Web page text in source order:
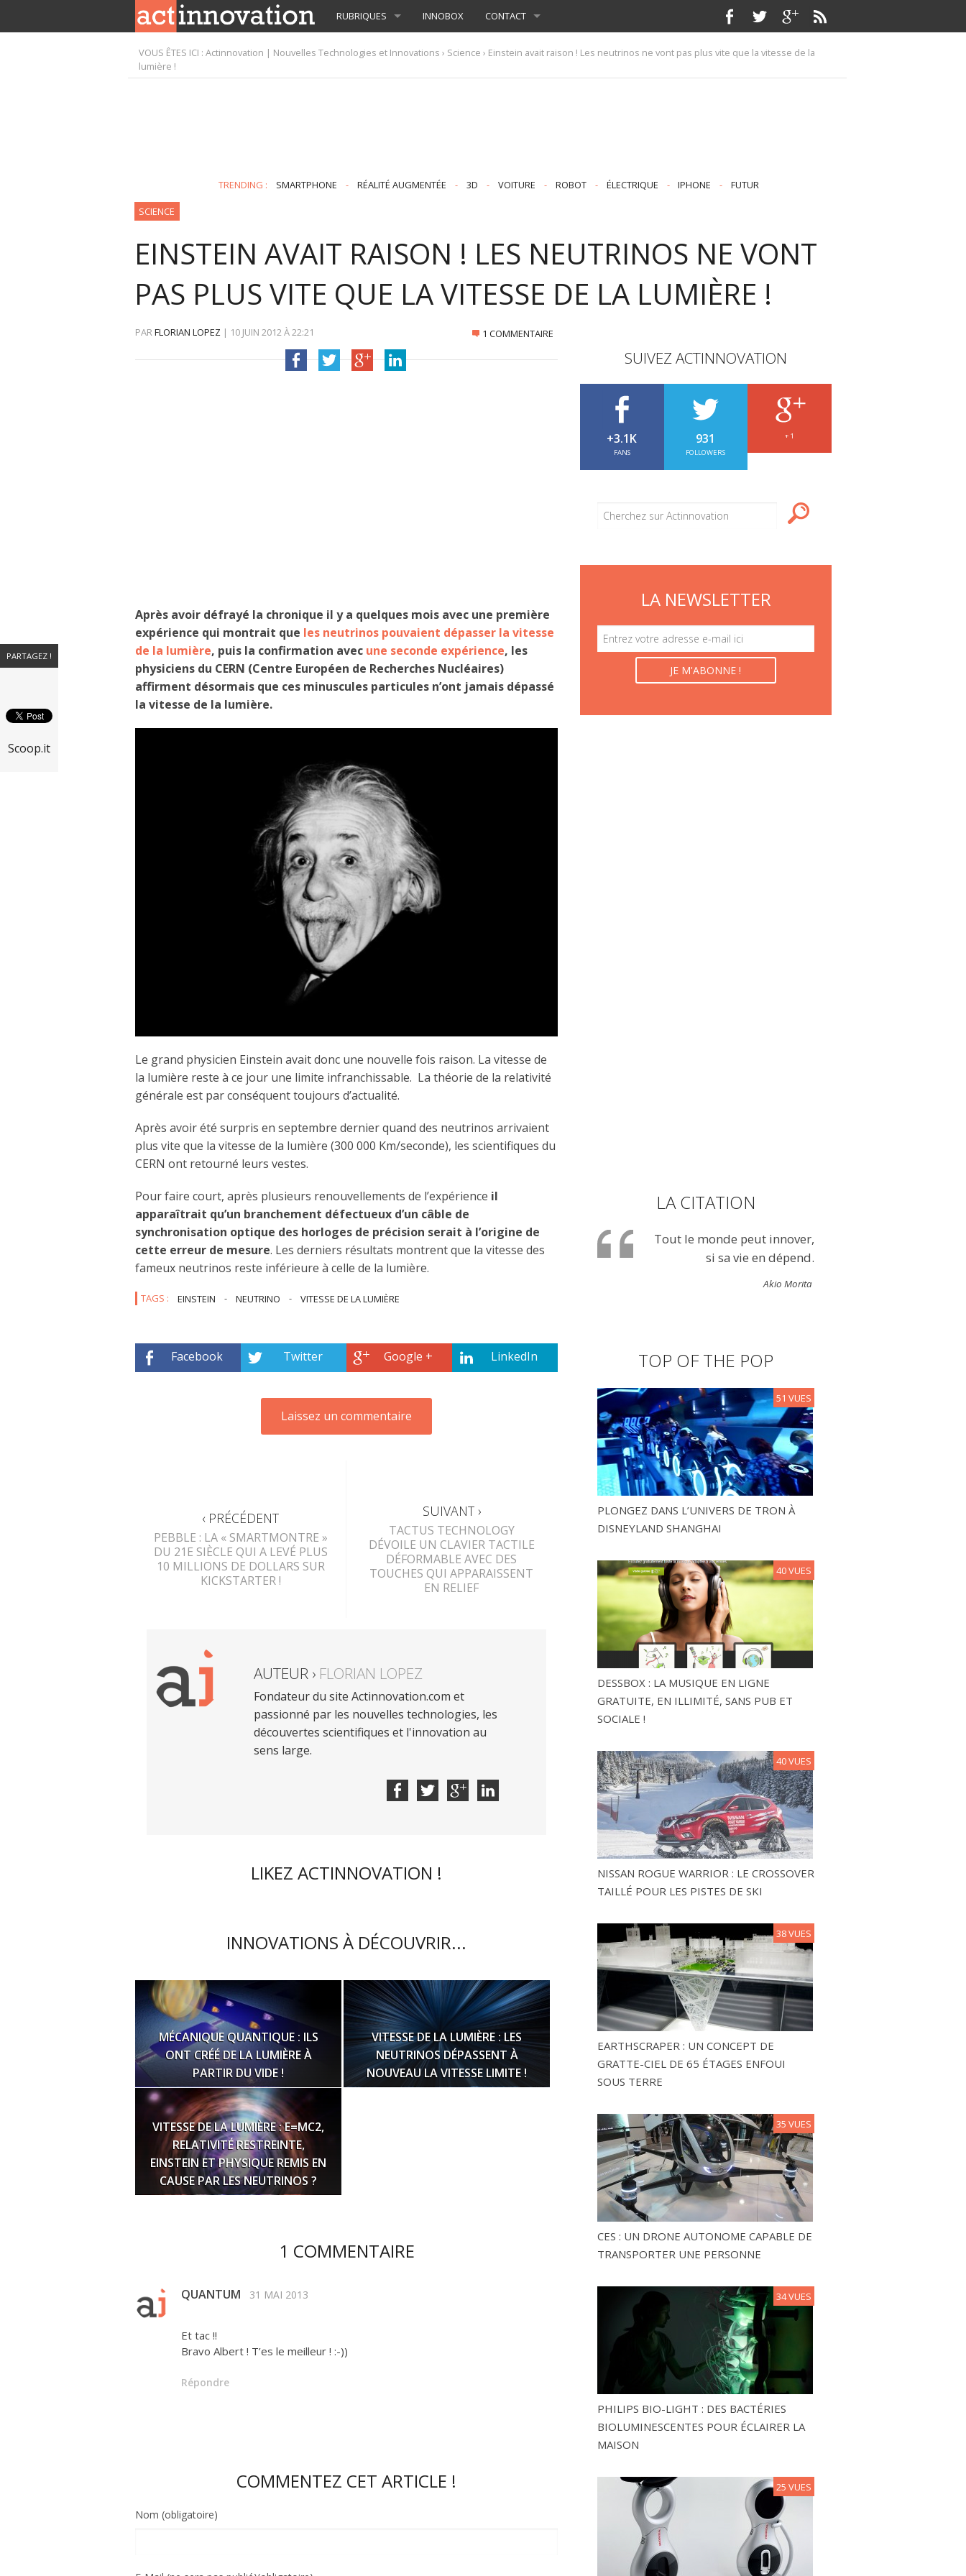
RUBRIQUES INNOBOX CONTACT
VOUS ÊTES ICI :Actinnovation | Nouvelles Technologies et Innovations › Science › Einstein avait raison ! Les neutrinos ne vont pas plus vite que la vitesse de la
lumière !
TRENDING : SMARTPHONE - RÉALITÉ AUGMENTÉE - 3D - VOITURE - ROBOT - ÉLECTRIQUE - IPHONE - FUTUR
SCIENCE
EINSTEIN AVAIT RAISON ! LES NEUTRINOS NE VONT
PAS PLUS VITE QUE LA VITESSE DE LA LUMIÈRE !
PARFLORIAN LOPEZ | 10 JUIN 2012À22:21 1 COMMENTAIRE
Après avoir défrayé la chronique il y a quelques mois avec une première
expérience qui montrait que les neutrinos pouvaient dépasser la vitesse
de la lumière, puis la confirmation avec une seconde expérience, les
physiciens du CERN (Centre Européen de Recherches Nucléaires)
affirment désormais que ces minuscules particules n’ont jamais dépassé
la vitesse de la lumière.
Le grand physicien Einstein avait donc une nouvelle fois raison. La vitesse de
la lumière reste à ce jour une limite infranchissable. La théorie de la relativité
générale est par conséquent toujours d’actualité.
Après avoir été surpris en septembre dernier quand des neutrinos arrivaient
plus vite que la vitesse de la lumière (300 000 Km/seconde), les scientifiques du
CERN ont retourné leurs vestes.
Pour faire court, après plusieurs renouvellements de l’expérience il
apparaîtrait qu’un branchement défectueux d’un câble de
synchronisation optique des horloges de précision serait à l’origine de
cette erreur de mesure. Les derniers résultats montrent que la vitesse des
fameux neutrinos reste inférieure à celle de la lumière.
TAGS : EINSTEIN - NEUTRINO - VITESSE DE LA LUMIÈRE
Facebook Twitter Google + LinkedIn
‹ PRÉCÉDENT
PEBBLE : LA « SMARTMONTRE »
DU 21E SIÈCLE QUI A LEVÉ PLUS
10 MILLIONS DE DOLLARS SUR
KICKSTARTER !
SUIVANT ›
TACTUS TECHNOLOGY
DÉVOILE UN CLAVIER TACTILE
DÉFORMABLE AVEC DES
TOUCHES QUI APPARAISSENT
EN RELIEF
AUTEUR › FLORIAN LOPEZ
Fondateur du site Actinnovation.com et
passionné par les nouvelles technologies, les
découvertes scientifiques et l'innovation au
sens large.
LIKEZ ACTINNOVATION !
INNOVATIONS À DÉCOUVRIR...
MÉCANIQUE QUANTIQUE : ILS
ONT CRÉÉ DE LA LUMIÈRE À
PARTIR DU VIDE !
VITESSE DE LA LUMIÈRE : LES
NEUTRINOS DÉPASSENT À
NOUVEAU LA VITESSE LIMITE !
VITESSE DE LA LUMIÈRE : E=MC2,
RELATIVITÉ RESTREINTE,
EINSTEIN ET PHYSIQUE REMIS EN
CAUSE PAR LES NEUTRINOS ?
1 COMMENTAIRE
QUANTUM 31 MAI 2013
Et tac !!
Bravo Albert ! T’es le meilleur ! :-))
Répondre
COMMENTEZ CET ARTICLE !
Nom (obligatoire)
SUIVEZ ACTINNOVATION
+3.1K
FANS
931
FOLLOWERS
+ 1
LA NEWSLETTER
LA CITATION
Tout le monde peut innover,
si sa vie en dépend.
Akio Morita
TOP OF THE POP
PLONGEZ DANS L’UNIVERS DE TRON À
DISNEYLAND SHANGHAI
51 VUES
DESSBOX : LA MUSIQUE EN LIGNE
GRATUITE, EN ILLIMITÉ, SANS PUB ET
SOCIALE !
40 VUES
NISSAN ROGUE WARRIOR : LE CROSSOVER
TAILLÉ POUR LES PISTES DE SKI
40 VUES
EARTHSCRAPER : UN CONCEPT DE
GRATTE-CIEL DE 65 ÉTAGES ENFOUI
SOUS TERRE
38 VUES
CES : UN DRONE AUTONOME CAPABLE DE
TRANSPORTER UNE PERSONNE
35 VUES
PHILIPS BIO-LIGHT : DES BACTÉRIES
BIOLUMINESCENTES POUR ÉCLAIRER LA
MAISON
34 VUES
25 VUES
PARTAGEZ !
Scoop.it